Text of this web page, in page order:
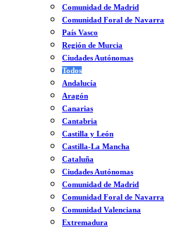
Comunidad de Madrid
Comunidad Foral de Navarra
País Vasco
Región de Murcia
Ciudades Autónomas
Todos
Andalucía
Aragón
Canarias
Cantabria
Castilla y León
Castilla-La Mancha
Cataluña
Ciudades Autónomas
Comunidad de Madrid
Comunidad Foral de Navarra
Comunidad Valenciana
Extremadura